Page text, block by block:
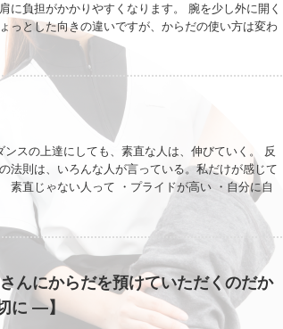
に負担がかかりやすくなります。 腕を少し外に開く
っとした向きの違いですが、からだの使い方は変わ
ンスの上達にしても、素直な人は、伸びていく。 反
法則は、いろんな人が言っている。私だけが感じて
素直じゃない人って ・プライドが高い ・自分に自
る ・依存心がある ・ネガティブな感情を隠してい
も、時間は同じように流れる。 だとしたら、素直
うんだ。 今日のブログ 【社交ダンスのステップは足
んにからだを預けていただくのだか
に ―】